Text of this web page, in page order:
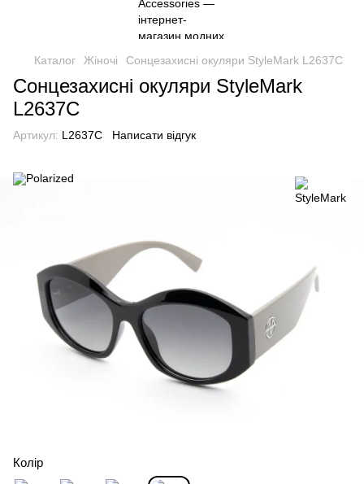
Каталог Жіночі Сонцезахисні окуляри StyleMark L2637С
Сонцезахисні окуляри StyleMark
L2637С
Артикул: L2637С Написати відгук
Колір